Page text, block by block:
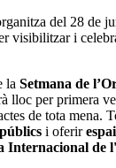
del 28 de
visibilitzar i
la Setmana de
lloc per primera
de tota mena.
i oferir
Internacional de